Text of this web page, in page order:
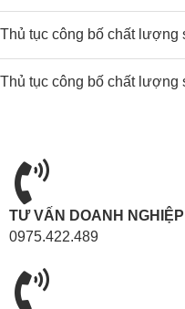
Thủ tục công bố chất lượng
Thủ tục công bố chất lượng
TƯ VẤN DOANH NGHIỆP
0975.422.489